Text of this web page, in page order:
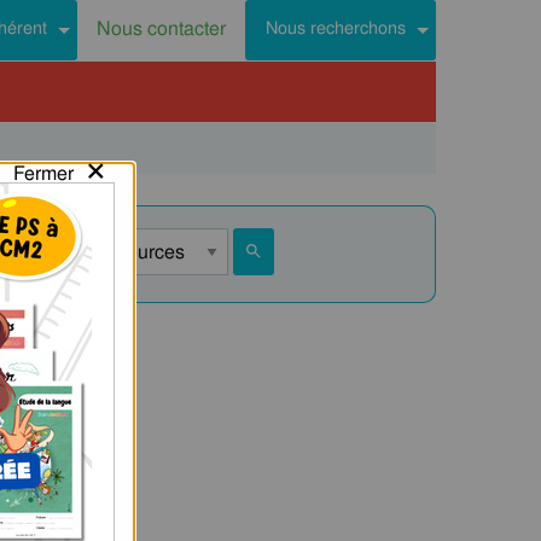
Nous contacter Nous recherchons
Fermer×